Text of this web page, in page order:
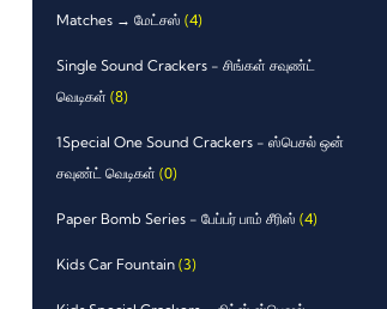
Matches → மேட்சஸ் (4)
Single Sound Crackers - சிங்கள் சவுண்ட்
வெடிகள் (8)
1Special One Sound Crackers - ஸ்பெசல் ஒன்
சவுண்ட் வெடிகள் (0)
Paper Bomb Series - பேப்பர் பாம் சீரிஸ் (4)
Kids Car Fountain (3)